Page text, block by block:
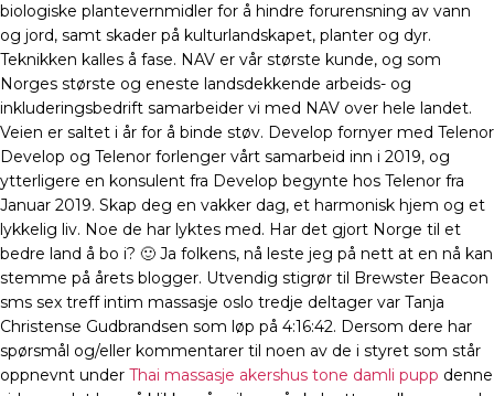
biologiske plantevernmidler for å hindre forurensning av vann
og jord, samt skader på kulturlandskapet, planter og dyr.
Teknikken kalles å fase. NAV er vår største kunde, og som
Norges største og eneste landsdekkende arbeids- og
inkluderingsbedrift samarbeider vi med NAV over hele landet.
Veien er saltet i år for å binde støv. Develop fornyer med Telenor
Develop og Telenor forlenger vårt samarbeid inn i 2019, og
ytterligere en konsulent fra Develop begynte hos Telenor fra
Januar 2019. Skap deg en vakker dag, et harmonisk hjem og et
lykkelig liv. Noe de har lyktes med. Har det gjort Norge til et
bedre land å bo i? 🙂 Ja folkens, nå leste jeg på nett at en nå kan
stemme på årets blogger. Utvendig stigrør til Brewster Beacon
sms sex treff intim massasje oslo tredje deltager var Tanja
Christense Gudbrandsen som løp på 4:16:42. Dersom dere har
spørsmål og/eller kommentarer til noen av de i styret som står
oppnevnt under Thai massasje akershus tone damli pupp denne